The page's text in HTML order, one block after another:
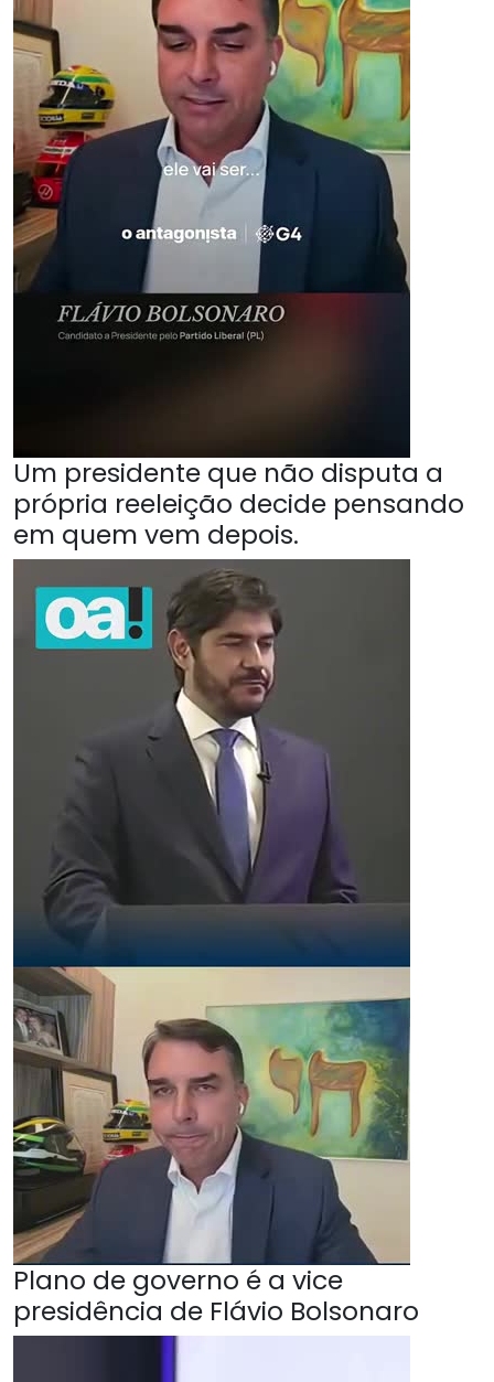
Um presidente que não disputa a
própria reeleição decide pensando
em quem vem depois.
Plano de governo é a vice
presidência de Flávio Bolsonaro